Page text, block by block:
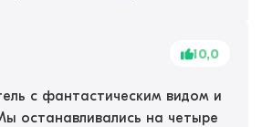
10,0
с фантастическим видом и
останавливались на четыре